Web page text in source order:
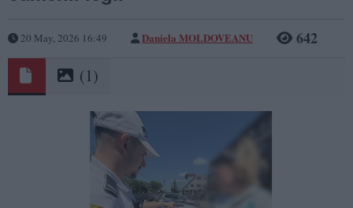
20 May, 2026 16:49 Daniela MOLDOVEANU 642
(1)